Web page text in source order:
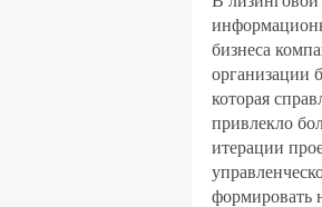
бизнеса
организации
которая
привлекло
итерации
формировать